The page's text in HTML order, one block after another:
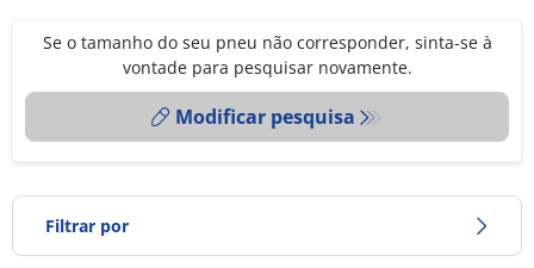
Se o tamanho do seu pneu não corresponder, sinta-se à
vontade para pesquisar novamente.
Modificar pesquisa
Filtrar por